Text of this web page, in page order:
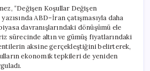
Altın
ve
gümüş
fiyatları
niçin
düştü?
için
“Değişen Koşullar Değişen
yazısında ABD–İran çatışmasıyla daha
davranışlarındaki dönüşümü ele
sürecinde altın ve gümüş fiyatlarındaki
aksine gerçekleştiğini belirterek,
ekonomik tepkileri de yeniden